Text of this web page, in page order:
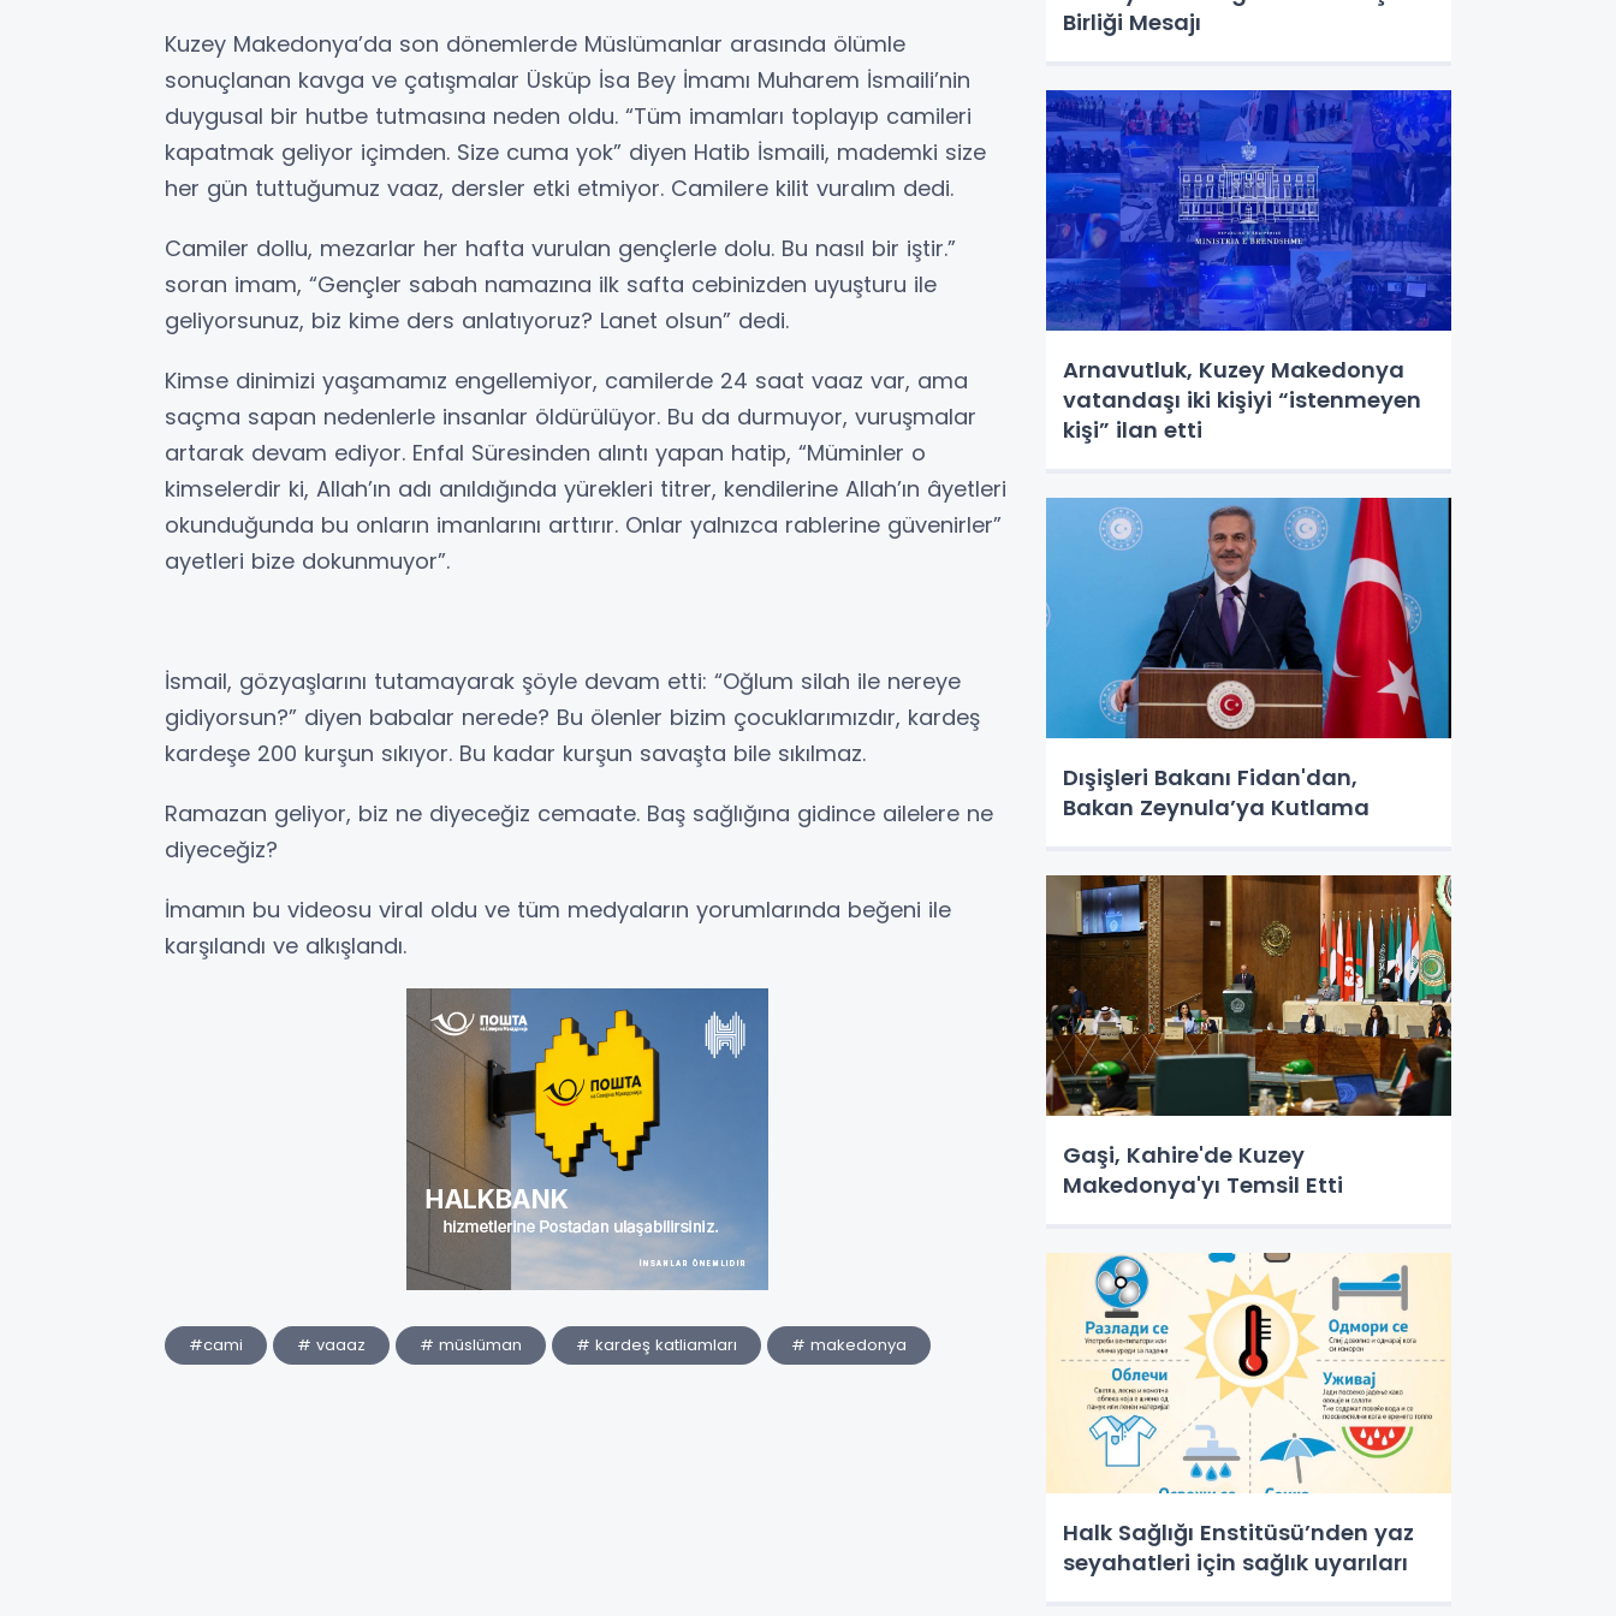
Kuzey Makedonya’da son dönemlerde Müslümanlar arasında ölümle
sonuçlanan kavga ve çatışmalar Üsküp İsa Bey İmamı Muharem İsmaili’nin
duygusal bir hutbe tutmasına neden oldu. “Tüm imamları toplayıp camileri
kapatmak geliyor içimden. Size cuma yok” diyen Hatib İsmaili, mademki size
her gün tuttuğumuz vaaz, dersler etki etmiyor. Camilere kilit vuralım dedi.
Camiler dollu, mezarlar her hafta vurulan gençlerle dolu. Bu nasıl bir iştir.”
soran imam, “Gençler sabah namazına ilk safta cebinizden uyuşturu ile
geliyorsunuz, biz kime ders anlatıyoruz? Lanet olsun” dedi.
Kimse dinimizi yaşamamız engellemiyor, camilerde 24 saat vaaz var, ama
saçma sapan nedenlerle insanlar öldürülüyor. Bu da durmuyor, vuruşmalar
artarak devam ediyor. Enfal Süresinden alıntı yapan hatip, “Müminler o
kimselerdir ki, Allah’ın adı anıldığında yürekleri titrer, kendilerine Allah’ın âyetleri
okunduğunda bu onların imanlarını arttırır. Onlar yalnızca rablerine güvenirler”
ayetleri bize dokunmuyor”.
İsmail, gözyaşlarını tutamayarak şöyle devam etti: “Oğlum silah ile nereye
gidiyorsun?” diyen babalar nerede? Bu ölenler bizim çocuklarımızdır, kardeş
kardeşe 200 kurşun sıkıyor. Bu kadar kurşun savaşta bile sıkılmaz.
Ramazan geliyor, biz ne diyeceğiz cemaate. Baş sağlığına gidince ailelere ne
diyeceğiz?
İmamın bu videosu viral oldu ve tüm medyaların yorumlarında beğeni ile
karşılandı ve alkışlandı.
#cami # vaaaz # müslüman # kardeş katliamları # makedonya
Birliği Mesajı
Arnavutluk, Kuzey Makedonya
vatandaşı iki kişiyi “istenmeyen
kişi” ilan etti
Dışişleri Bakanı Fidan'dan,
Bakan Zeynula’ya Kutlama
Gaşi, Kahire'de Kuzey
Makedonya'yı Temsil Etti
Halk Sağlığı Enstitüsü’nden yaz
seyahatleri için sağlık uyarıları